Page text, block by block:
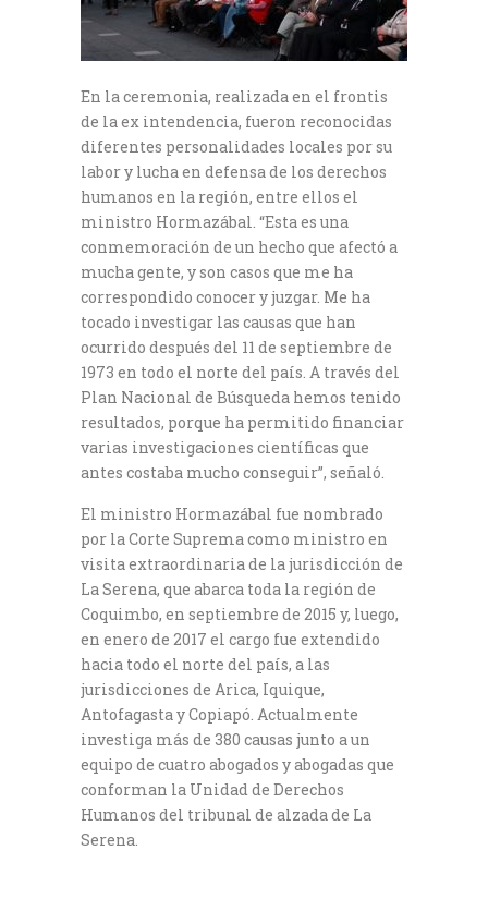
En la ceremonia, realizada en el frontis
de la ex intendencia, fueron reconocidas
diferentes personalidades locales por su
labor y lucha en defensa de los derechos
humanos en la región, entre ellos el
ministro Hormazábal. “Esta es una
conmemoración de un hecho que afectó a
mucha gente, y son casos que me ha
correspondido conocer y juzgar. Me ha
tocado investigar las causas que han
ocurrido después del 11 de septiembre de
1973 en todo el norte del país. A través del
Plan Nacional de Búsqueda hemos tenido
resultados, porque ha permitido financiar
varias investigaciones científicas que
antes costaba mucho conseguir”, señaló.
El ministro Hormazábal fue nombrado
por la Corte Suprema como ministro en
visita extraordinaria de la jurisdicción de
La Serena, que abarca toda la región de
Coquimbo, en septiembre de 2015 y, luego,
en enero de 2017 el cargo fue extendido
hacia todo el norte del país, a las
jurisdicciones de Arica, Iquique,
Antofagasta y Copiapó. Actualmente
investiga más de 380 causas junto a un
equipo de cuatro abogados y abogadas que
conforman la Unidad de Derechos
Humanos del tribunal de alzada de La
Serena.